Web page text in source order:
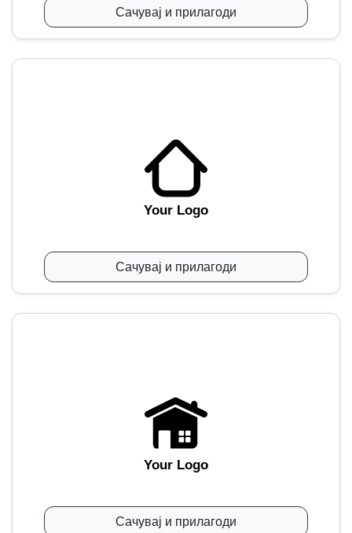
Сачувај и прилагоди
Your Logo
Сачувај и прилагоди
Your Logo
Сачувај и прилагоди